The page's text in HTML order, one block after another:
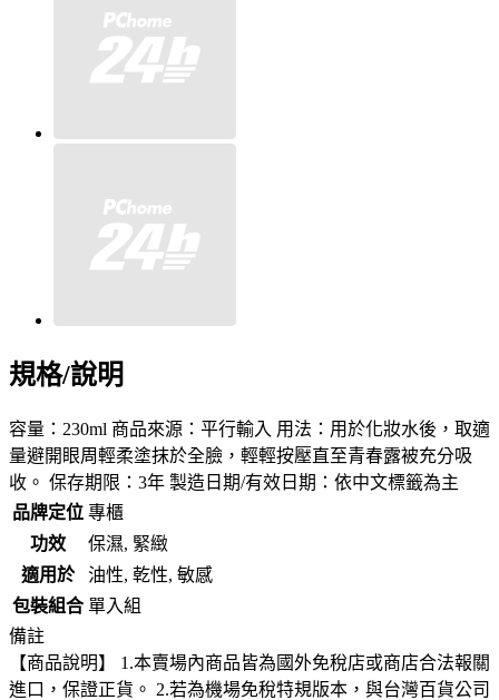
規格/說明
容量：230ml 商品來源：平行輸入 用法：用於化妝水後，取適
量避開眼周輕柔塗抹於全臉，輕輕按壓直至青春露被充分吸
收。 保存期限：3年 製造日期/有效日期：依中文標籤為主
品牌定位 專櫃
功效
保濕, 緊緻
適用於
油性, 乾性, 敏感
包裝組合 單入組
備註
【商品說明】 1.本賣場內商品皆為國外免稅店或商店合法報關
進口，保證正貨。 2.若為機場免稅特規版本，與台灣百貨公司